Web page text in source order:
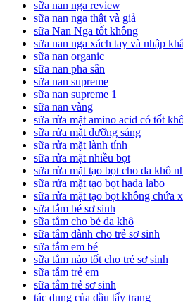
sữa nan nga review
sữa nan nga thật và giả
sữa Nan Nga tốt không
sữa nan nga xách tay và nhập
sữa nan organic
sữa nan pha sẵn
sữa nan supreme
sữa nan supreme 1
sữa nan vàng
sữa rửa mặt amino acid có tốt
sữa rửa mặt dưỡng sáng
sữa rửa mặt lành tính
sữa rửa mặt nhiều bọt
sữa rửa mặt tạo bọt cho da khô
sữa rửa mặt tạo bọt hada labo
sữa rửa mặt tạo bọt không chứa
sữa tắm bé sơ sinh
sữa tắm cho bé da khô
sữa tắm dành cho trẻ sơ sinh
sữa tắm em bé
sữa tắm nào tốt cho trẻ sơ sinh
sữa tắm trẻ em
sữa tắm trẻ sơ sinh
tác dụng của dầu tẩy trang